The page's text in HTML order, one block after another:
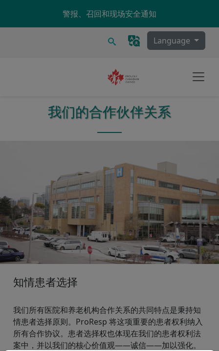
警报、召回和现场安全通知
搜索 Language
我们的合作伙伴关系
知情患者选择
我们所有医院和养老机构合作关系的共同特点是秉持知
情患者选择原则。ProResp 将这项重要的患者权利纳入
所有合作协议。患者选择权也体现在我们的患者权利法
案中，并以我们的核心价值观——诚信——加以强化。